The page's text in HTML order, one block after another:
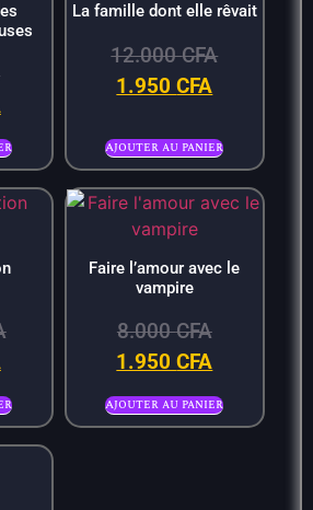
La famille dont elle rêvait
12.000CFA
1.950CFA
Ajouter au panier
Faire l’amour avec le
vampire
8.000CFA
1.950CFA
Ajouter au panier